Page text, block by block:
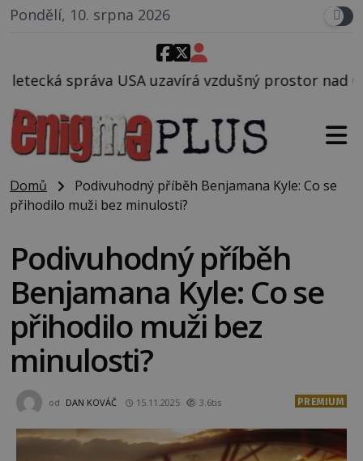
Pondělí, 10. srpna 2026
vzdušný prostor nad Oblastí 51, mohlo to
Domů
Podivuhodný příběh Benjamana Kyle: Co se
přihodilo muži bez minulosti?
Podivuhodný příběh
Benjamana Kyle: Co se
přihodilo muži bez
minulosti?
od DAN KOVÁČ 15.11.2025 3.6tis PREMIUM